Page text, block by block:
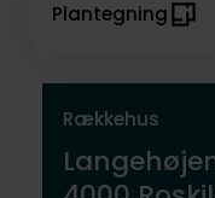
Rækkehus
Plantegning